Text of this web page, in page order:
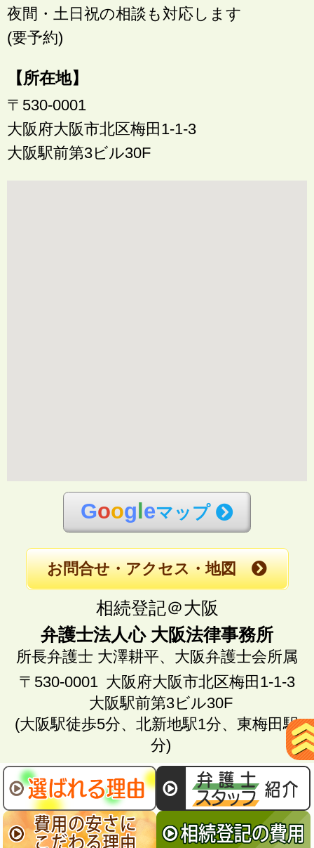
夜間・土日祝の相談も対応します
(要予約)
【所在地】
〒530-0001
大阪府大阪市北区梅田1-1-3
大阪駅前第3ビル30F
Goog eマップ
お問合せ・アクセス・地図
相続登記＠大阪
弁護士法人心 大阪法律事務所
所長弁護士 大澤耕平、 大阪弁護士会所属
〒530-0001 大阪府大阪市北区梅田1-1-3
大阪駅前第3ビル30F
(大阪駅徒歩5分、北新地駅1分、東梅田駅2
分)